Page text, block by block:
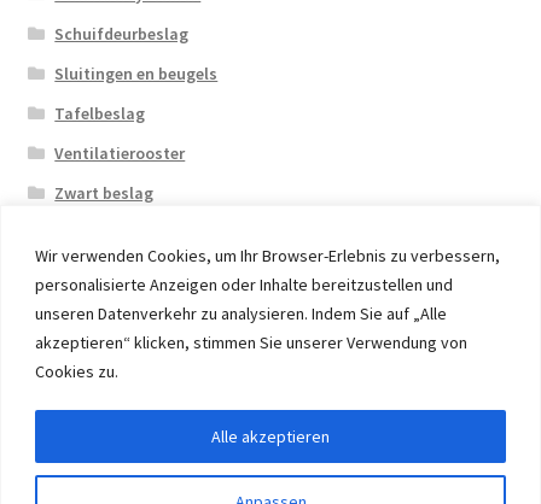
Wir verwenden Cookies, um Ihr Browser-Erlebnis zu verbessern,
personalisierte Anzeigen oder Inhalte bereitzustellen und
unseren Datenverkehr zu analysieren. Indem Sie auf „Alle
akzeptieren“ klicken, stimmen Sie unserer Verwendung von
Cookies zu.
Alle akzeptieren
Schuifdeurbeslag
Sluitingen en beugels
Tafelbeslag
Ventilatierooster
Zwart beslag
© 2026 Eruon Trade UG, Germany, member of the ERUON